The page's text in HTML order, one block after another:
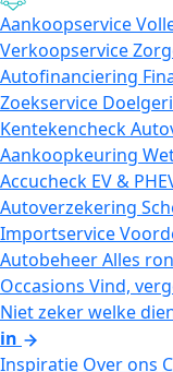
Aankoopservice
Verkoopservice
Autofinanciering
Zoekservice
Kentekencheck
Aankoopkeuring
Accucheck EV &
Autoverzekering
Importservice
AutobeheerAlles
Occasions Vind,
Niet zeker welke
in
Inspiratie Over ons